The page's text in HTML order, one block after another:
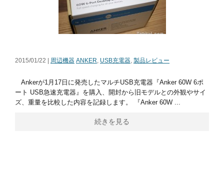
2015/01/22 | 周辺機器 ANKER, USB充電器, 製品レビュー
Ankerが1月17日に発売したマルチUSB充電器『Anker 60W 6ポ
ート USB急速充電器』を購入、開封から旧モデルとの外観やサイ
ズ、重量を比較した内容を記録します。 『Anker 60W ...
続きを見る